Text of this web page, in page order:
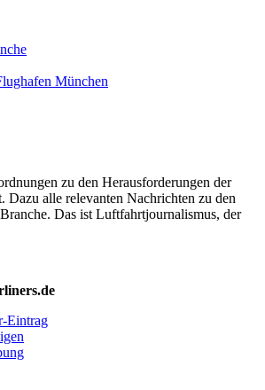
München
zu den Herausforderungen der
Dazu alle relevanten Nachrichten zu den
Das ist Luftfahrtjournalismus, der
Eintrag